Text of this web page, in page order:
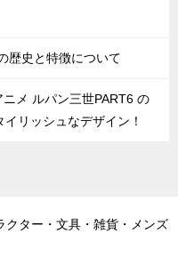
歴史と特徴について
メ ルパン三世PART6 の
リッシュなデザイン！
クター・文具・雑貨・メンズ